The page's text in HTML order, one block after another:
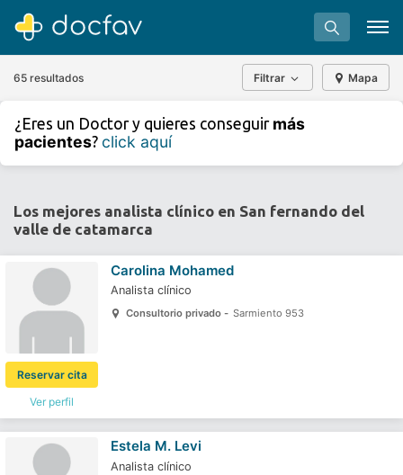
Buscar
¿Eres un doctor?
65 resultados Filtrar Mapa
¿Eres un Doctor y quieres conseguir más
pacientes? click aquí
Los mejores analista clínico en San fernando del
valle de catamarca
Ver perfil
Reservar cita
Carolina Mohamed
Analista clínico
Consultorio privado - Sarmiento 953
Estela M. Levi
Analista clínico
⇧
©
contributors.